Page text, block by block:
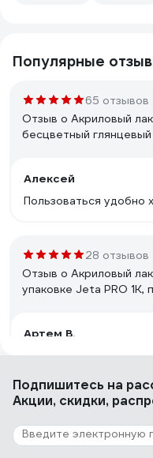
Популярные
65 отзывов
Отзыв о Акриловый
бесцветный
Алексей
Пользоваться удобно
28 отзывов
Отзыв о Акриловый
упаковке Jeta PRO 1К,
Артем В.
Достоинства: За эти
Подходит для
Использовал при
7 отзывов
Подпишитесь на
Акции, скидки,